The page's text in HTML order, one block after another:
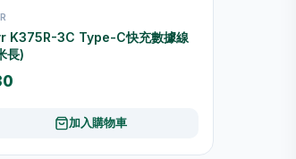
K375R-3C Type-C快充數據線
長)
加入購物車